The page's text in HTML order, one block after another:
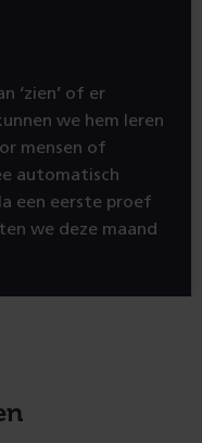
‘zien’ of er
we hem leren
mensen of
automatisch
een eerste proef
we deze maand